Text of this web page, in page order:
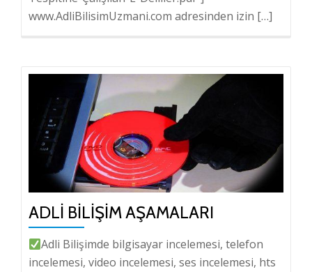
www.AdliBilisimUzmani.com adresinden izin […]
ADLI BILIŞIM AŞAMALARI
Adli Bilişimde bilgisayar incelemesi, telefon
incelemesi, video incelemesi, ses incelemesi, hts